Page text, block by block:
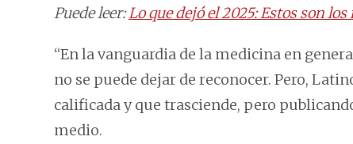
Puedeleer:Lo que dejó el 2025: Estos son
“En la vanguardia de la medicina en
no se puede dejar de reconocer. Pero,
calificada y que trasciende, pero
medio.